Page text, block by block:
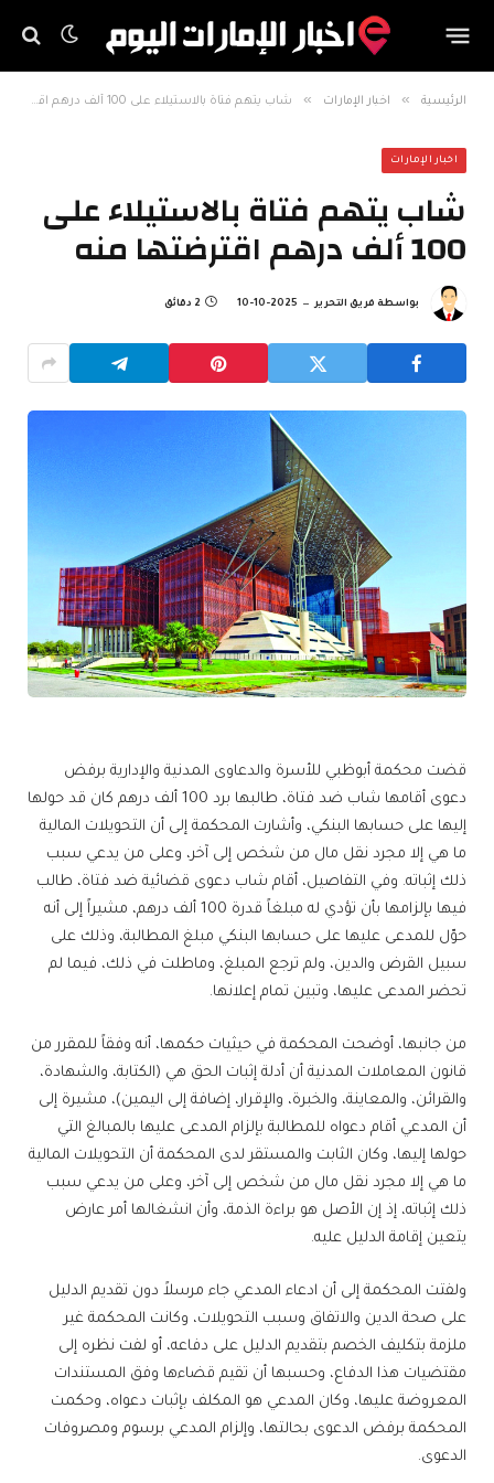
الرئيسية » اخبار الإمارات » شاب يتهم فتاة بالاستيلاء على 100 ألف درهم اقترضتها منه
اخبار الإمارات
شاب يتهم فتاة بالاستيلاء على
100 ألف درهم اقترضتها منه
بواسطة فريق التحرير 2025-10-10 2 دقائق
قضت محكمة أبوظبي للأسرة والدعاوى المدنية والإدارية برفض
دعوى أقامها شاب ضد فتاة، طالبها برد 100 ألف درهم كان قد حولها
إليها على حسابها البنكي، وأشارت المحكمة إلى أن التحويلات المالية
ما هي إلا مجرد نقل مال من شخص إلى آخر، وعلى من يدعي سبب
ذلك إثباته. وفي التفاصيل، أقام شاب دعوى قضائية ضد فتاة، طالب
فيها بإلزامها بأن تؤدي له مبلغاً قدرة 100 ألف درهم، مشيراً إلى أنه
حوّل للمدعى عليها على حسابها البنكي مبلغ المطالبة، وذلك على
سبيل القرض والدين، ولم ترجع المبلغ، وماطلت في ذلك، فيما لم
تحضر المدعى عليها، وتبين تمام إعلانها.
من جانبها، أوضحت المحكمة في حيثيات حكمها، أنه وفقاً للمقرر من
قانون المعاملات المدنية أن أدلة إثبات الحق هي (الكتابة، والشهادة،
والقرائن، والمعاينة، والخبرة، والإقرار، إضافة إلى اليمين)، مشيرة إلى
أن المدعي أقام دعواه للمطالبة بإلزام المدعى عليها بالمبالغ التي
حولها إليها، وكان الثابت والمستقر لدى المحكمة أن التحويلات المالية
ما هي إلا مجرد نقل مال من شخص إلى آخر، وعلى من يدعي سبب
ذلك إثباته، إذ إن الأصل هو براءة الذمة، وأن انشغالها أمر عارض
يتعين إقامة الدليل عليه.
ولفتت المحكمة إلى أن ادعاء المدعي جاء مرسلاً دون تقديم الدليل
على صحة الدين والاتفاق وسبب التحويلات، وكانت المحكمة غير
ملزمة بتكليف الخصم بتقديم الدليل على دفاعه، أو لفت نظره إلى
مقتضيات هذا الدفاع، وحسبها أن تقيم قضاءها وفق المستندات
المعروضة عليها، وكان المدعي هو المكلف بإثبات دعواه، وحكمت
المحكمة برفض الدعوى بحالتها، وإلزام المدعي برسوم ومصروفات
الدعوى.